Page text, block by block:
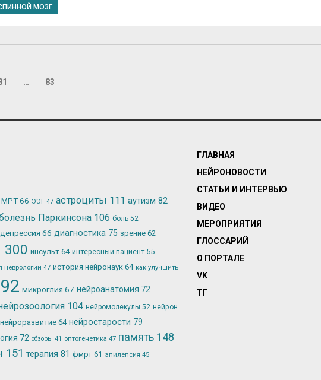
МОЗГ
… 83
МРТ66 ЭЭГ 47 астроциты 111 аутизм 82
Паркинсона 106 боль 52
депрессия 66 диагностика 75 зрение 62
300 инсульт 64 интересный пациент 55
неврологии 47 история нейронаук 64 как улучшить
микроглия 67 нейроанатомия 72
104 нейромолекулы 52 нейрон
нейроразвитие 64 нейростарости 79
72 обзоры 41 оптогенетика 47 память 148
151 терапия 81 фмрт 61 эпилепсия 45
ГЛАВНАЯ
НЕЙРОНОВОСТИ
СТАТЬИ И ИНТЕРВЬЮ
ВИДЕО
МЕРОПРИЯТИЯ
ГЛОССАРИЙ
О ПОРТАЛЕ
VK
ТГ